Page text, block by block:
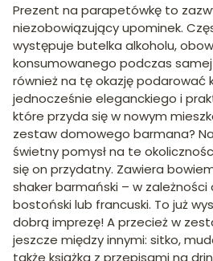
Prezent na parapetówkę to
niezobowiązujący upominek.
występuje butelka alkoholu,
konsumowanego podczas
również na tę okazję podarować
jednocześnie eleganckiego i
które przyda się w nowym
zestaw domowego barmana?
świetny pomysł na te
się on przydatny. Zawiera
shaker barmański – w
bostoński lub francuski. To już
dobrą imprezę! A przecież w
jeszcze między innymi: sitko,
także książka z przepisami na